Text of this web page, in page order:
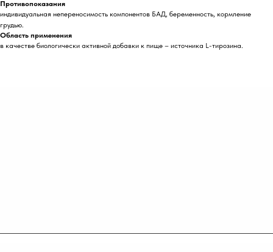
Противопоказания
индивидуальная непереносимость компонентов БАД, беременность, кормление
грудью.
Область применения
в качестве биологически активной добавки к пище – источника L-тирозина.